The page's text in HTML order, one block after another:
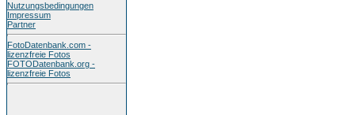
Nutzungsbedingungen
Impressum
Partner
FotoDatenbank.com -
lizenzfreie Fotos
FOTODatenbank.org -
lizenzfreie Fotos